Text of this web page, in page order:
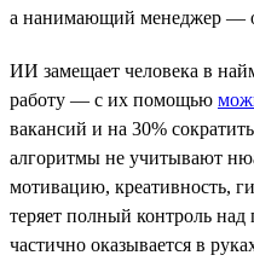
а нанимающий менеджер —
ИИ замещает человека в
работу — с их помощью
вакансий и на 30%
алгоритмы не учитывают
мотивацию, креативность,
теряет полный контроль
частично оказывается в